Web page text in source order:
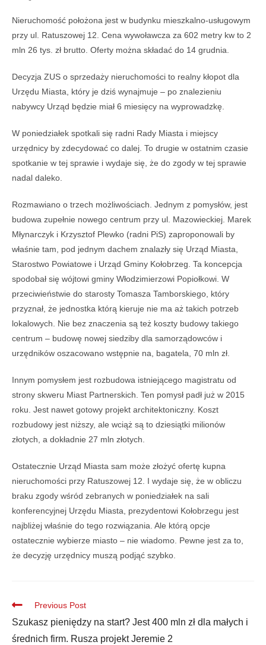
Nieruchomość położona jest w budynku mieszkalno-usługowym
przy ul. Ratuszowej 12. Cena wywoławcza za 602 metry kw to 2
mln 26 tys. zł brutto. Oferty można składać do 14 grudnia.
Decyzja ZUS o sprzedaży nieruchomości to realny kłopot dla
Urzędu Miasta, który je dziś wynajmuje – po znalezieniu
nabywcy Urząd będzie miał 6 miesięcy na wyprowadzkę.
W poniedziałek spotkali się radni Rady Miasta i miejscy
urzędnicy by zdecydować co dalej. To drugie w ostatnim czasie
spotkanie w tej sprawie i wydaje się, że do zgody w tej sprawie
nadal daleko.
Rozmawiano o trzech możliwościach. Jednym z pomysłów, jest
budowa zupełnie nowego centrum przy ul. Mazowieckiej. Marek
Młynarczyk i Krzysztof Plewko (radni PiS) zaproponowali by
właśnie tam, pod jednym dachem znalazły się Urząd Miasta,
Starostwo Powiatowe i Urząd Gminy Kołobrzeg. Ta koncepcja
spodobał się wójtowi gminy Włodzimierzowi Popiołkowi. W
przeciwieństwie do starosty Tomasza Tamborskiego, który
przyznał, że jednostka którą kieruje nie ma aż takich potrzeb
lokalowych. Nie bez znaczenia są też koszty budowy takiego
centrum – budowę nowej siedziby dla samorządowców i
urzędników oszacowano wstępnie na, bagatela, 70 mln zł.
Innym pomysłem jest rozbudowa istniejącego magistratu od
strony skweru Miast Partnerskich. Ten pomysł padł już w 2015
roku. Jest nawet gotowy projekt architektoniczny. Koszt
rozbudowy jest niższy, ale wciąż są to dziesiątki milionów
złotych, a dokładnie 27 mln złotych.
Ostatecznie Urząd Miasta sam może złożyć ofertę kupna
nieruchomości przy Ratuszowej 12. I wydaje się, że w obliczu
braku zgody wśród zebranych w poniedziałek na sali
konferencyjnej Urzędu Miasta, prezydentowi Kołobrzegu jest
najbliżej właśnie do tego rozwiązania. Ale którą opcje
ostatecznie wybierze miasto – nie wiadomo. Pewne jest za to,
że decyzję urzędnicy muszą podjąć szybko.
Previous Post
Szukasz pieniędzy na start? Jest 400 mln zł dla małych i
średnich firm. Rusza projekt Jeremie 2